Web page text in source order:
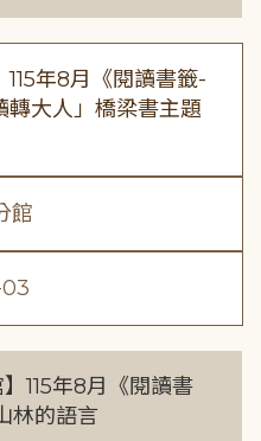
115年8月《閱讀書籤-
轉大人」橋梁書主題
館
】115年8月《閱讀書
林的語言